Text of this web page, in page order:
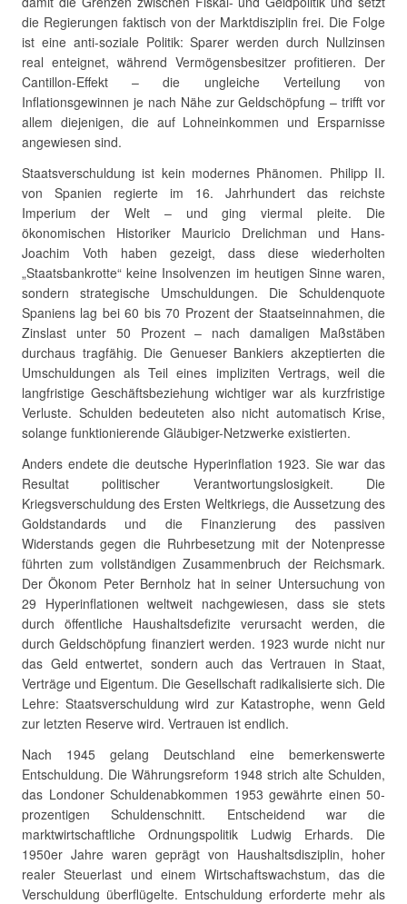
die Regierungen faktisch von der Marktdisziplin frei. Die Folge
ist eine anti-soziale Politik: Sparer werden durch Nullzinsen
real enteignet, während Vermögensbesitzer profitieren. Der
Cantillon-Effekt – die ungleiche Verteilung von
Inflationsgewinnen je nach Nähe zur Geldschöpfung – trifft vor
allem diejenigen, die auf Lohneinkommen und Ersparnisse
angewiesen sind.
Staatsverschuldung ist kein modernes Phänomen. Philipp II.
von Spanien regierte im 16. Jahrhundert das reichste
Imperium der Welt – und ging viermal pleite. Die
ökonomischen Historiker Mauricio Drelichman und Hans-
Joachim Voth haben gezeigt, dass diese wiederholten
„Staatsbankrotte“ keine Insolvenzen im heutigen Sinne waren,
sondern strategische Umschuldungen. Die Schuldenquote
Spaniens lag bei 60 bis 70 Prozent der Staatseinnahmen, die
Zinslast unter 50 Prozent – nach damaligen Maßstäben
durchaus tragfähig. Die Genueser Bankiers akzeptierten die
Umschuldungen als Teil eines impliziten Vertrags, weil die
langfristige Geschäftsbeziehung wichtiger war als kurzfristige
Verluste. Schulden bedeuteten also nicht automatisch Krise,
solange funktionierende Gläubiger-Netzwerke existierten.
Anders endete die deutsche Hyperinflation 1923. Sie war das
Resultat politischer Verantwortungslosigkeit. Die
Kriegsverschuldung des Ersten Weltkriegs, die Aussetzung des
Goldstandards und die Finanzierung des passiven
Widerstands gegen die Ruhrbesetzung mit der Notenpresse
führten zum vollständigen Zusammenbruch der Reichsmark.
Der Ökonom Peter Bernholz hat in seiner Untersuchung von
29 Hyperinflationen weltweit nachgewiesen, dass sie stets
durch öffentliche Haushaltsdefizite verursacht werden, die
durch Geldschöpfung finanziert werden. 1923 wurde nicht nur
das Geld entwertet, sondern auch das Vertrauen in Staat,
Verträge und Eigentum. Die Gesellschaft radikalisierte sich. Die
Lehre: Staatsverschuldung wird zur Katastrophe, wenn Geld
zur letzten Reserve wird. Vertrauen ist endlich.
Nach 1945 gelang Deutschland eine bemerkenswerte
Entschuldung. Die Währungsreform 1948 strich alte Schulden,
das Londoner Schuldenabkommen 1953 gewährte einen 50-
prozentigen Schuldenschnitt. Entscheidend war die
marktwirtschaftliche Ordnungspolitik Ludwig Erhards. Die
1950er Jahre waren geprägt von Haushaltsdisziplin, hoher
realer Steuerlast und einem Wirtschaftswachstum, das die
Verschuldung überflügelte. Entschuldung erforderte mehr als